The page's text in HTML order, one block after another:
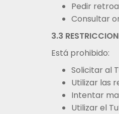
Pedir
Consultar
3.3
Está prohibido:
Solicitar al
Utilizar las
Intentar
Utilizar el